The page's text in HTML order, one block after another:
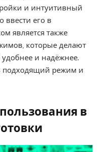
и интуитивный
ввести его в
является также
которые делают
и надёжнее.
подходящий режим и
в